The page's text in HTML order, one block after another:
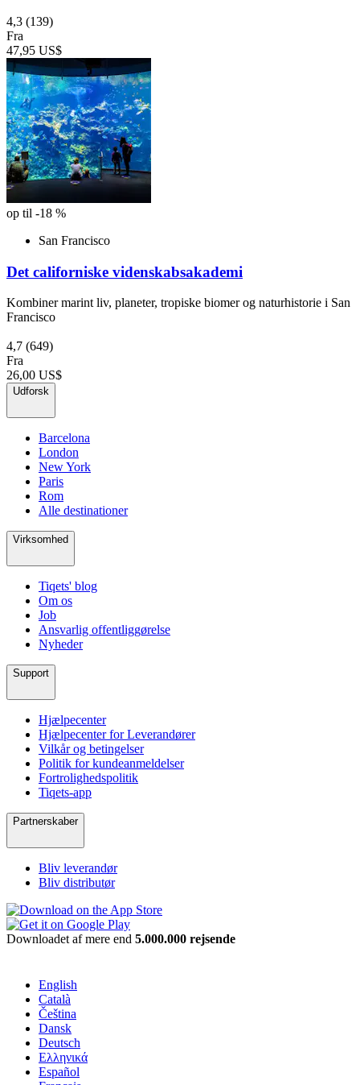
4,3 (139)
Fra
47,95 US$
op til -18 %
San Francisco
Det californiske videnskabsakademi
Kombiner marint liv, planeter, tropiske biomer og naturhistorie i San
Francisco
4,7 (649)
Fra
26,00 US$
Udforsk
Barcelona
London
New York
Paris
Rom
Alle destinationer
Virksomhed
Tiqets' blog
Om os
Job
Ansvarlig offentliggørelse
Nyheder
Support
Hjælpecenter
Hjælpecenter for Leverandører
Vilkår og betingelser
Politik for kundeanmeldelser
Fortrolighedspolitik
Tiqets-app
Partnerskaber
Bliv leverandør
Bliv distributør
Downloadet af mere end 5.000.000 rejsende
English
Català
Čeština
Dansk
Deutsch
Ελληνικά
Español